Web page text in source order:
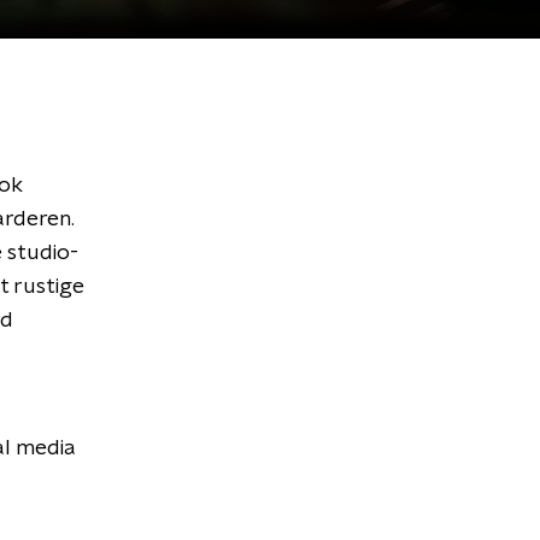
studio-
rustige
media